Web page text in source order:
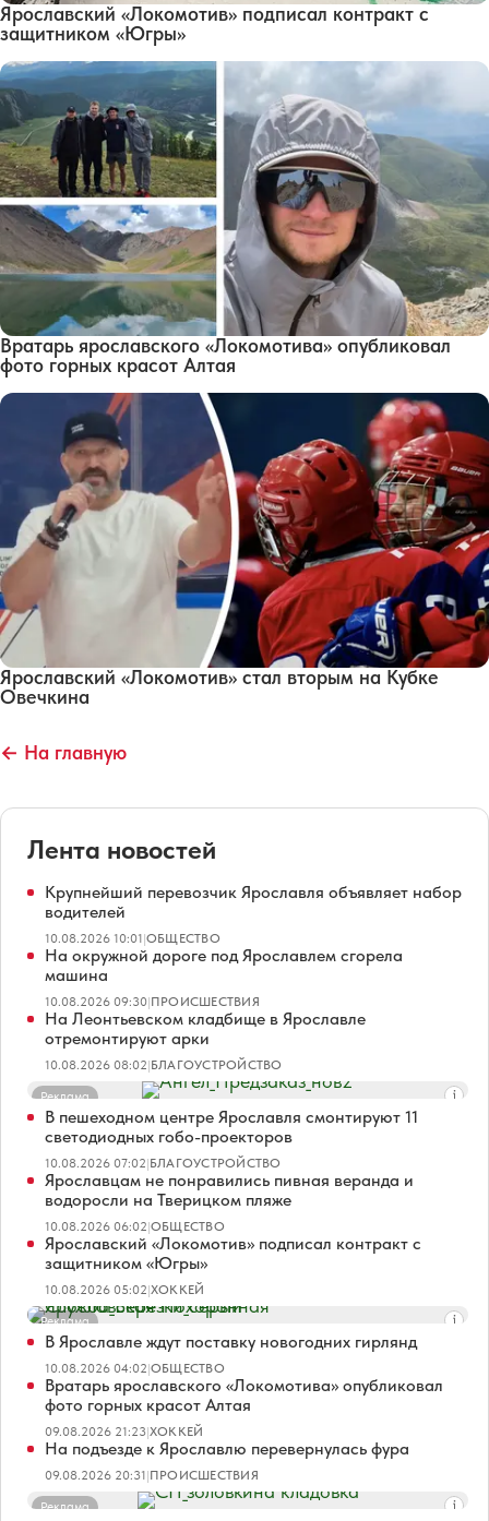
Ярославский «Локомотив» подписал контракт с
защитником «Югры»
Вратарь ярославского «Локомотива» опубликовал
фото горных красот Алтая
Ярославский «Локомотив» стал вторым на Кубке
Овечкина
← На главную
Лента новостей
Крупнейший перевозчик Ярославля объявляет набор
водителей
10.08.2026 10:01|ОБЩЕСТВО
На окружной дороге под Ярославлем сгорела
машина
10.08.2026 09:30|ПРОИСШЕСТВИЯ
На Леонтьевском кладбище в Ярославле
отремонтируют арки
10.08.2026 08:02|БЛАГОУСТРОЙСТВО
Реклама
В пешеходном центре Ярославля смонтируют 11
светодиодных гобо-проекторов
10.08.2026 07:02|БЛАГОУСТРОЙСТВО
Ярославцам не понравились пивная веранда и
водоросли на Тверицком пляже
10.08.2026 06:02|ОБЩЕСТВО
Ярославский «Локомотив» подписал контракт с
защитником «Югры»
10.08.2026 05:02|ХОККЕЙ
Реклама
В Ярославле ждут поставку новогодних гирлянд
10.08.2026 04:02|ОБЩЕСТВО
Вратарь ярославского «Локомотива» опубликовал
фото горных красот Алтая
09.08.2026 21:23|ХОККЕЙ
На подъезде к Ярославлю перевернулась фура
09.08.2026 20:31|ПРОИСШЕСТВИЯ
Реклама